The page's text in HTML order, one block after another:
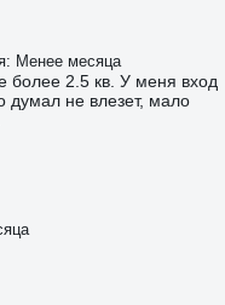
Менее месяца
вход